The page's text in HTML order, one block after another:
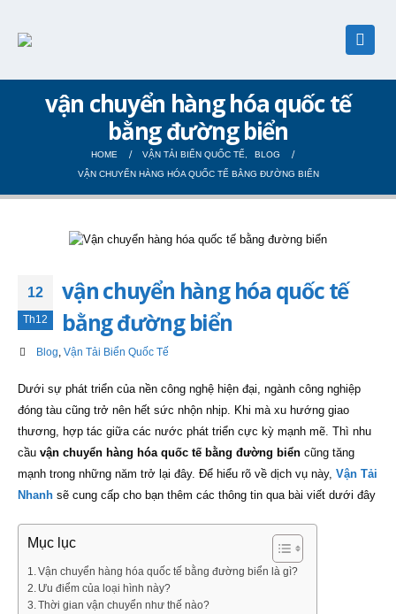
vận chuyển hàng hóa quốc tế
bằng đường biển
HOME VẬN TẢI BIỂN QUỐC TẾ
BLOG
VẬN CHUYỂN HÀNG HÓA QUỐC TẾ BẰNG ĐƯỜNG BIỂN
12
Th12
vận chuyển hàng hóa quốc tế
bằng đường biển
Blog Vận Tải Biển Quốc Tế
Dưới sự phát triển của nền công nghệ hiện đại, ngành công nghiệp
đóng tàu cũng trở nên hết sức nhộn nhịp. Khi mà xu hướng giao
thương, hợp tác giữa các nước phát triển cực kỳ mạnh mẽ. Thì nhu
cầu vận chuyển hàng hóa quốc tế bằng đường biển cũng tăng
mạnh trong những năm trở lại đây. Để hiểu rõ về dịch vụ này, Vận Tải
Nhanh sẽ cung cấp cho bạn thêm các thông tin qua bài viết dưới đây
Mục lục
Vận chuyển hàng hóa quốc tế bằng đường biển là gì?
Ưu điểm của loại hình này?
Thời gian vận chuyển như thế nào?